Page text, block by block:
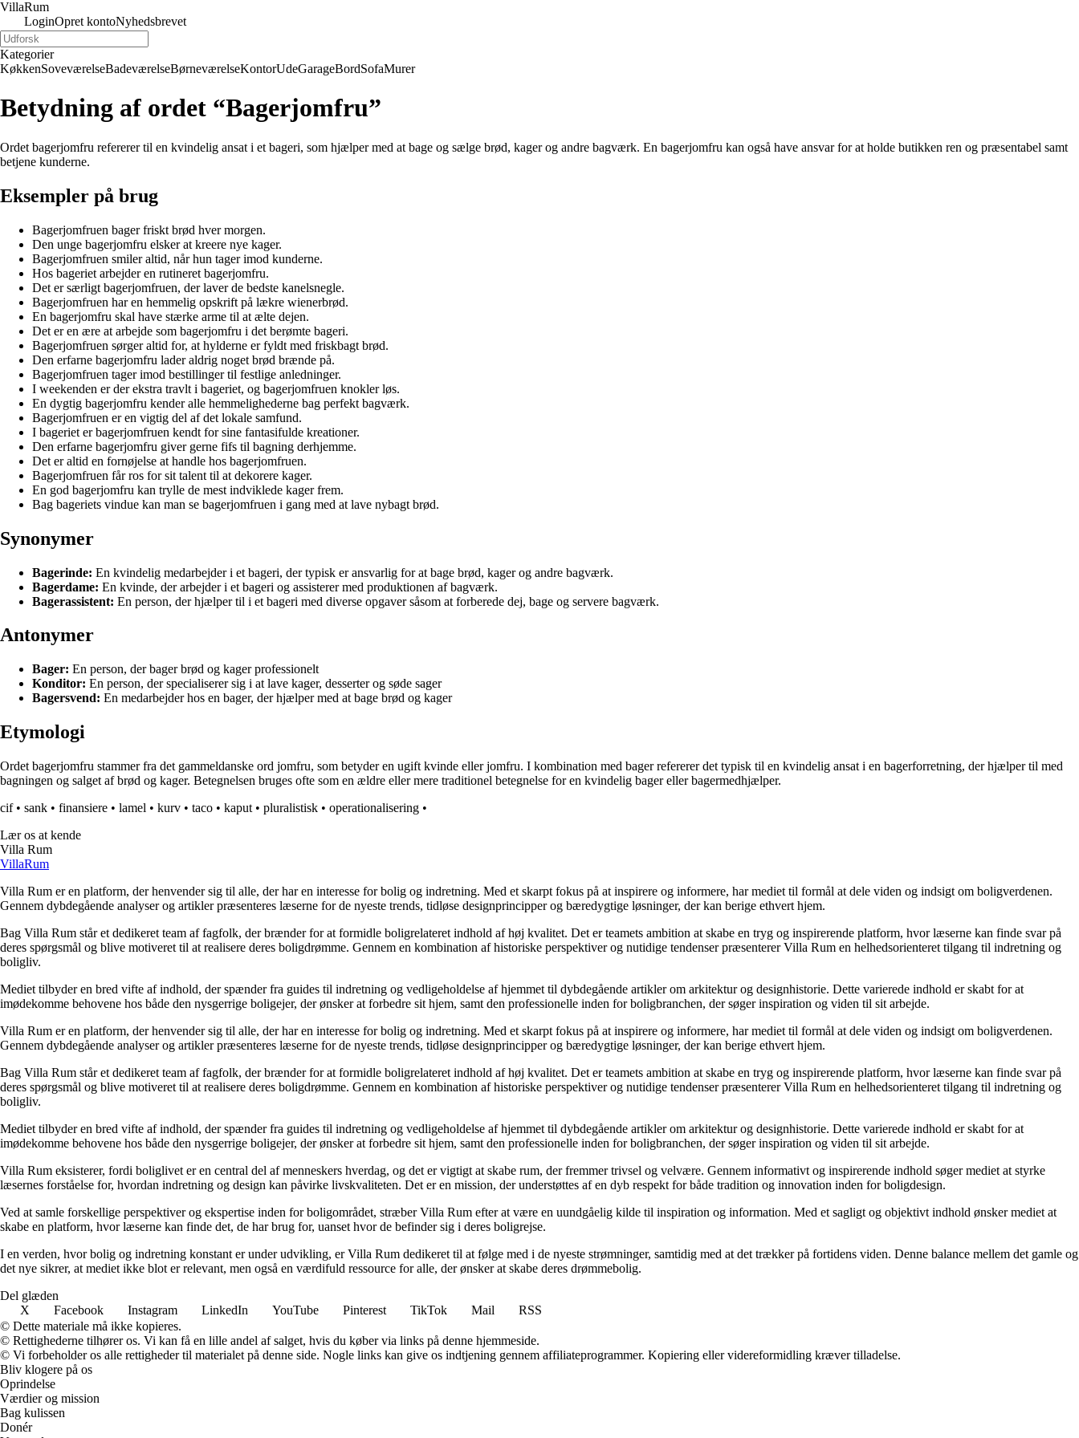
VillaRum
LoginOpret kontoNyhedsbrevet
Kategorier
KøkkenSoveværelseBadeværelseBørneværelseKontorUdeGarageBordSofaMurer
Betydning af ordet “Bagerjomfru”
Ordet bagerjomfru refererer til en kvindelig ansat i et bageri, som hjælper med at bage og sælge brød, kager og andre bagværk. En bagerjomfru kan også have ansvar for at holde butikken ren og præsentabel samt
betjene kunderne.
Eksempler på brug
Bagerjomfruen bager friskt brød hver morgen.
Den unge bagerjomfru elsker at kreere nye kager.
Bagerjomfruen smiler altid, når hun tager imod kunderne.
Hos bageriet arbejder en rutineret bagerjomfru.
Det er særligt bagerjomfruen, der laver de bedste kanelsnegle.
Bagerjomfruen har en hemmelig opskrift på lækre wienerbrød.
En bagerjomfru skal have stærke arme til at ælte dejen.
Det er en ære at arbejde som bagerjomfru i det berømte bageri.
Bagerjomfruen sørger altid for, at hylderne er fyldt med friskbagt brød.
Den erfarne bagerjomfru lader aldrig noget brød brænde på.
Bagerjomfruen tager imod bestillinger til festlige anledninger.
I weekenden er der ekstra travlt i bageriet, og bagerjomfruen knokler løs.
En dygtig bagerjomfru kender alle hemmelighederne bag perfekt bagværk.
Bagerjomfruen er en vigtig del af det lokale samfund.
I bageriet er bagerjomfruen kendt for sine fantasifulde kreationer.
Den erfarne bagerjomfru giver gerne fifs til bagning derhjemme.
Det er altid en fornøjelse at handle hos bagerjomfruen.
Bagerjomfruen får ros for sit talent til at dekorere kager.
En god bagerjomfru kan trylle de mest indviklede kager frem.
Bag bageriets vindue kan man se bagerjomfruen i gang med at lave nybagt brød.
Synonymer
Bagerinde: En kvindelig medarbejder i et bageri, der typisk er ansvarlig for at bage brød, kager og andre bagværk.
Bagerdame: En kvinde, der arbejder i et bageri og assisterer med produktionen af bagværk.
Bagerassistent: En person, der hjælper til i et bageri med diverse opgaver såsom at forberede dej, bage og servere bagværk.
Antonymer
Bager: En person, der bager brød og kager professionelt
Konditor: En person, der specialiserer sig i at lave kager, desserter og søde sager
Bagersvend: En medarbejder hos en bager, der hjælper med at bage brød og kager
Etymologi
Ordet bagerjomfru stammer fra det gammeldanske ord jomfru, som betyder en ugift kvinde eller jomfru. I kombination med bager refererer det typisk til en kvindelig ansat i en bagerforretning, der hjælper til med
bagningen og salget af brød og kager. Betegnelsen bruges ofte som en ældre eller mere traditionel betegnelse for en kvindelig bager eller bagermedhjælper.
cif• sank • finansiere • lamel • kurv • taco • kaput • pluralistisk • operationalisering •
Lær os at kende
Villa Rum
VillaRum
Villa Rum er en platform, der henvender sig til alle, der har en interesse for bolig og indretning. Med et skarpt fokus på at inspirere og informere, har mediet til formål at dele viden og indsigt om boligverdenen.
Gennem dybdegående analyser og artikler præsenteres læserne for de nyeste trends, tidløse designprincipper og bæredygtige løsninger, der kan berige ethvert hjem.
Bag Villa Rum står et dedikeret team af fagfolk, der brænder for at formidle boligrelateret indhold af høj kvalitet. Det er teamets ambition at skabe en tryg og inspirerende platform, hvor læserne kan finde svar på
deres spørgsmål og blive motiveret til at realisere deres boligdrømme. Gennem en kombination af historiske perspektiver og nutidige tendenser præsenterer Villa Rum en helhedsorienteret tilgang til indretning og
boligliv.
Mediet tilbyder en bred vifte af indhold, der spænder fra guides til indretning og vedligeholdelse af hjemmet til dybdegående artikler om arkitektur og designhistorie. Dette varierede indhold er skabt for at
imødekomme behovene hos både den nysgerrige boligejer, der ønsker at forbedre sit hjem, samt den professionelle inden for boligbranchen, der søger inspiration og viden til sit arbejde.
Villa Rum er en platform, der henvender sig til alle, der har en interesse for bolig og indretning. Med et skarpt fokus på at inspirere og informere, har mediet til formål at dele viden og indsigt om boligverdenen.
Gennem dybdegående analyser og artikler præsenteres læserne for de nyeste trends, tidløse designprincipper og bæredygtige løsninger, der kan berige ethvert hjem.
Bag Villa Rum står et dedikeret team af fagfolk, der brænder for at formidle boligrelateret indhold af høj kvalitet. Det er teamets ambition at skabe en tryg og inspirerende platform, hvor læserne kan finde svar på
deres spørgsmål og blive motiveret til at realisere deres boligdrømme. Gennem en kombination af historiske perspektiver og nutidige tendenser præsenterer Villa Rum en helhedsorienteret tilgang til indretning og
boligliv.
Mediet tilbyder en bred vifte af indhold, der spænder fra guides til indretning og vedligeholdelse af hjemmet til dybdegående artikler om arkitektur og designhistorie. Dette varierede indhold er skabt for at
imødekomme behovene hos både den nysgerrige boligejer, der ønsker at forbedre sit hjem, samt den professionelle inden for boligbranchen, der søger inspiration og viden til sit arbejde.
Villa Rum eksisterer, fordi boliglivet er en central del af menneskers hverdag, og det er vigtigt at skabe rum, der fremmer trivsel og velvære. Gennem informativt og inspirerende indhold søger mediet at styrke
læsernes forståelse for, hvordan indretning og design kan påvirke livskvaliteten. Det er en mission, der understøttes af en dyb respekt for både tradition og innovation inden for boligdesign.
Ved at samle forskellige perspektiver og ekspertise inden for boligområdet, stræber Villa Rum efter at være en uundgåelig kilde til inspiration og information. Med et sagligt og objektivt indhold ønsker mediet at
skabe en platform, hvor læserne kan finde det, de har brug for, uanset hvor de befinder sig i deres boligrejse.
I en verden, hvor bolig og indretning konstant er under udvikling, er Villa Rum dedikeret til at følge med i de nyeste strømninger, samtidig med at det trækker på fortidens viden. Denne balance mellem det gamle og
det nye sikrer, at mediet ikke blot er relevant, men også en værdifuld ressource for alle, der ønsker at skabe deres drømmebolig.
Del glæden
X
Facebook Instagram LinkedIn YouTube Pinterest TikTok Mail
RSS
© Dette materiale må ikke kopieres.
© Rettighederne tilhører os. Vi kan få en lille andel af salget, hvis du køber via links på denne hjemmeside.
© Vi forbeholder os alle rettigheder til materialet på denne side. Nogle links kan give os indtjening gennem affiliateprogrammer. Kopiering eller videreformidling kræver tilladelse.
Bliv klogere på os
Oprindelse
Værdier og mission
Bag kulissen
Donér